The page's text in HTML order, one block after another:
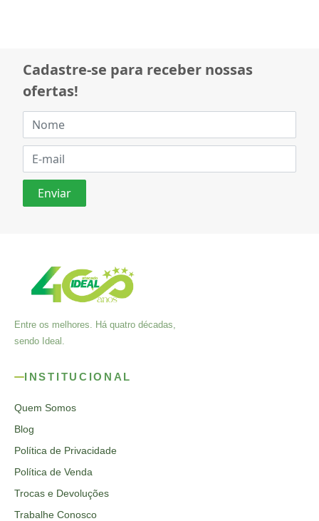
Cadastre-se para receber nossas
ofertas!
Entre os melhores. Há quatro décadas,
sendo Ideal.
INSTITUCIONAL
Quem Somos
Blog
Política de Privacidade
Política de Venda
Trocas e Devoluções
Trabalhe Conosco